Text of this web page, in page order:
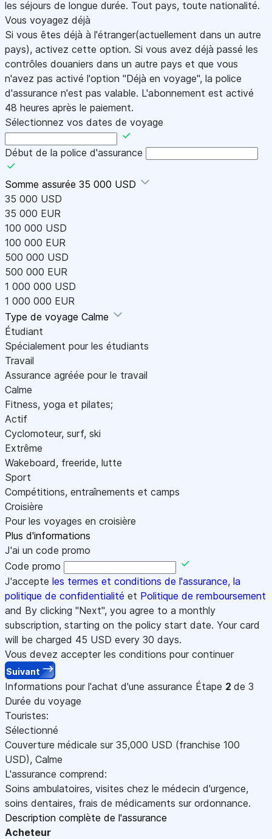
les séjours de longue durée. Tout pays, toute nationalité.
Vous voyagez déjà
Si vous êtes déjà à l'étranger(actuellement dans un autre
pays), activez cette option. Si vous avez déjà passé les
contrôles douaniers dans un autre pays et que vous
n'avez pas activé l'option "Déjà en voyage", la police
d'assurance n'est pas valable. L'abonnement est activé
48 heures après le paiement.
Sélectionnez vos dates de voyage
Début de la police d'assurance
Somme assurée 35 000 USD
35 000 USD
35 000 EUR
100 000 USD
100 000 EUR
500 000 USD
500 000 EUR
1 000 000 USD
1 000 000 EUR
Type de voyage Calme
Étudiant
Spécialement pour les étudiants
Travail
Assurance agréée pour le travail
Calme
Fitness, yoga et pilates;
Actif
Cyclomoteur, surf, ski
Extrême
Wakeboard, freeride, lutte
Sport
Compétitions, entraînements et camps
Croisière
Pour les voyages en croisière
Plus d'informations
J'ai un code promo
Code promo
J'accepte les termes et conditions de l'assurance, la
politique de confidentialité et Politique de remboursement
and By clicking "Next", you agree to a monthly
subscription, starting on the policy start date. Your card
will be charged 45 USD every 30 days.
Vous devez accepter les conditions pour continuer
Suivant
Informations pour l'achat d'une assurance Étape 2 de 3
Durée du voyage
Touristes:
Sélectionné
Couverture médicale sur 35,000 USD (franchise 100
USD), Calme
L'assurance comprend:
Soins ambulatoires, visites chez le médecin d'urgence,
soins dentaires, frais de médicaments sur ordonnance.
Description complète de l'assurance
Acheteur